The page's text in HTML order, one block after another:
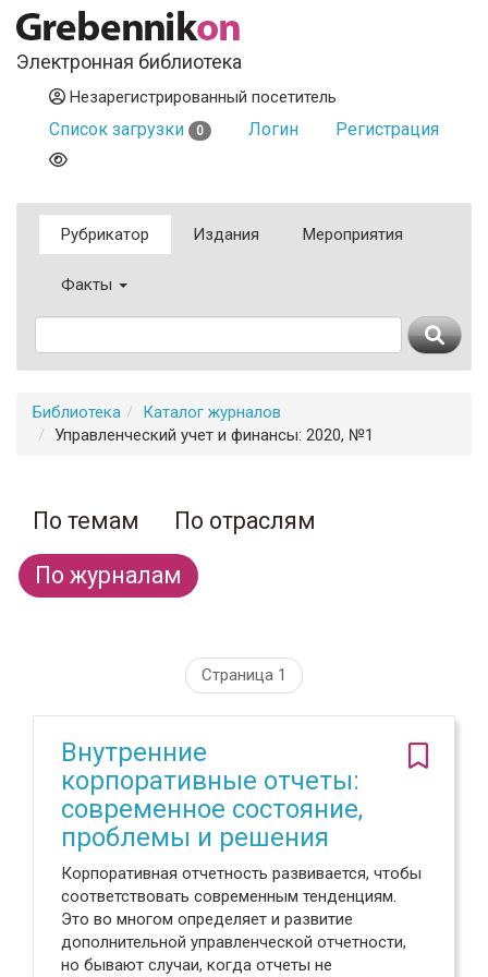
Электронная библиотека
Незарегистрированный посетитель
Список загрузки 0 Логин Регистрация
Рубрикатор Издания Мероприятия
Факты
Библиотека
Каталог журналов
Управленческий учет и финансы: 2020, №1
По темам
По отраслям
По журналам
Страница 1
Внутренние
корпоративные отчеты:
современное состояние,
проблемы и решения
Корпоративная отчетность развивается, чтобы
соответствовать современным тенденциям.
Это во многом определяет и развитие
дополнительной управленческой отчетности,
но бывают случаи, когда отчеты не